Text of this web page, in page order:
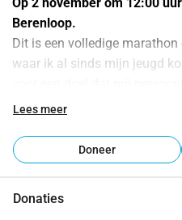
Berenloop.
Dit is een volledige
waar ik al sinds mijn jeugd
Thuis groeide ik op met een
om mijzelf in te houden.
aan kon doen, paste ik mij
Toen ik achttien was,
Lees meer
Doneer
Donaties